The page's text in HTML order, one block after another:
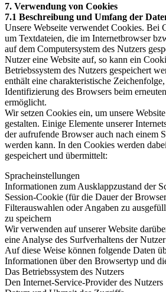
7. Verwendung von Cookies
7.1 Beschreibung und Umfang der
Unsere Webseite verwendet Cookies. Bei
um Textdateien, die im Internetbrowser
auf dem Computersystem des Nutzers
Nutzer eine Website auf, so kann ein
Betriebssystem des Nutzers gespeichert
enthält eine charakteristische
Identifizierung des Browsers beim
ermöglicht.
Wir setzen Cookies ein, um unsere
gestalten. Einige Elemente unserer
der aufrufende Browser auch nach einem
werden kann. In den Cookies werden
gespeichert und übermittelt:
Spracheinstellungen
Informationen zum Ausklappzustand der
Session-Cookie (für die Dauer der
Filterauswahlen oder Angaben zu
zu speichern
Wir verwenden auf unserer Website
eine Analyse des Surfverhaltens der
Auf diese Weise können folgende Daten
Informationen über den Browsertyp und
Das Betriebssystem des Nutzers
Den Internet-Service-Provider des Nutzers